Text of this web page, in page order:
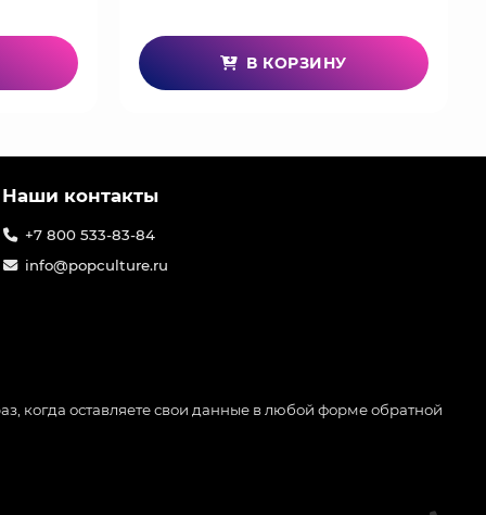
В КОРЗИНУ
Наши контакты
+7 800 533-83-84
info@popculture.ru
когда оставляете свои данные в любой форме обратной